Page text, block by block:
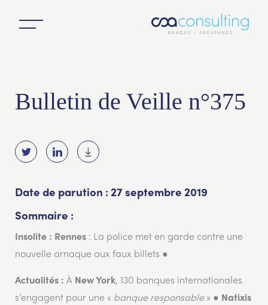
Bulletin de Veille n°375
Date de parution : 27 septembre 2019
Sommaire :
Insolite : Rennes : La police met en garde contre une
nouvelle arnaque aux faux billets ●
Actualités : À New York, 130 banques internationales
s’engagent pour une « banque responsable» ● Natixis